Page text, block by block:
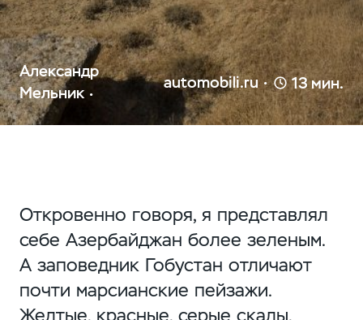
Александр
Мельник
automobili.ru 13 мин.
Откровенно говоря, я представлял
себе Азербайджан более зеленым.
А заповедник Гобустан отличают
почти марсианские пейзажи.